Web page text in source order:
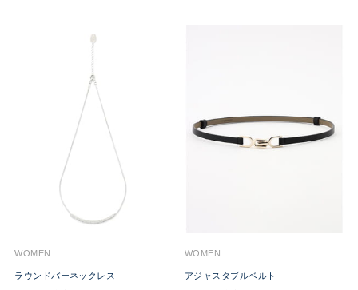
WOMEN
ラウンドバーネックレス
WOMEN
アジャスタブルベルト